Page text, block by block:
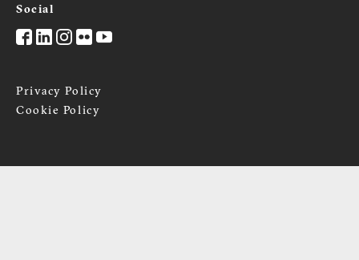
Social
Privacy Policy
Cookie Policy